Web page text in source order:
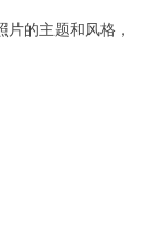
的主题和风格，